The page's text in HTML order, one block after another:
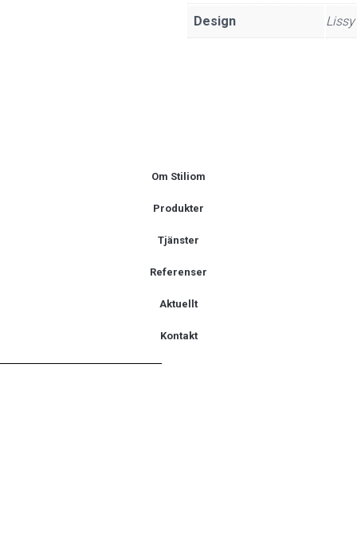
Design
Om Stiliom
Produkter
Tjänster
Referenser
Aktuellt
Kontakt